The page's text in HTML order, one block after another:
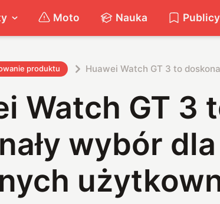
Moto Nauka
produktu Huawei Watch GT 3 to
Watch GT 3
wybór dla